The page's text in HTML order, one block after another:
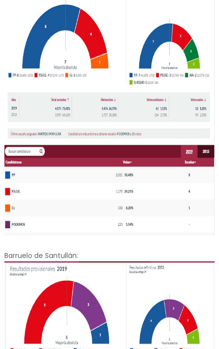
Barruelo de Santullán: